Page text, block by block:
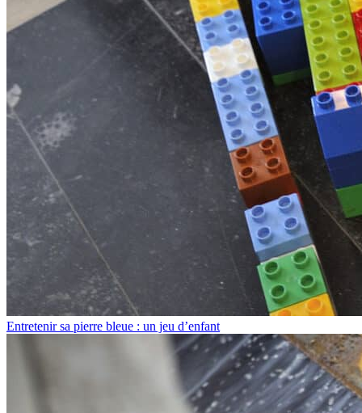
Entretenir sa pierre bleue : un jeu d’enfant